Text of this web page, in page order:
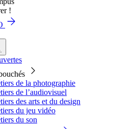
!
de la photographie
de l’audiovisuel
des arts et du design
du jeu vidéo
du son